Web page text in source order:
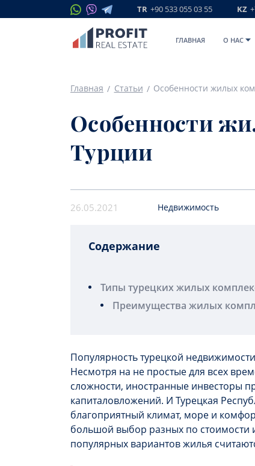
TR +90 533 055 03 55 KZ
ГЛАВНАЯ O НАС
Главная Статьи Особенности жилых
Особенности
Турции
26.05.2021 Недвижимость
Содержание
Типы турецких жилых
Преимущества жилых
Популярность турецкой
Несмотря на не простые для всех
сложности, иностранные инвесторы
капиталовложений. И Турецкая
благоприятный климат, море и
большой выбор разных по стоимости
популярных вариантов жилья